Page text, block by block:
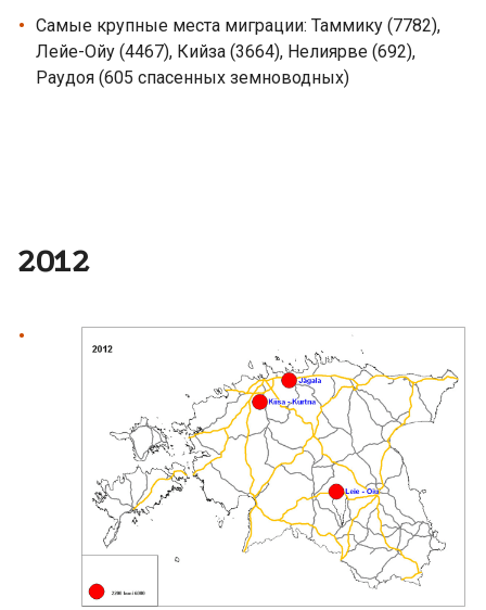
Самые крупные места миграции: Таммику (7782),
Лейе-Ойу (4467), Кийза (3664), Нелиярве (692),
Раудоя (605 спасенных земноводных)
2012